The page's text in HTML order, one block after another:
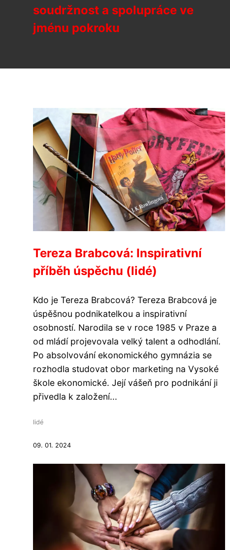
soudržnost a spolupráce ve
jménu pokroku
Tereza Brabcová: Inspirativní
příběh úspěchu (lidé)
Kdo je Tereza Brabcová? Tereza Brabcová je
úspěšnou podnikatelkou a inspirativní
osobností. Narodila se v roce 1985 v Praze a
od mládí projevovala velký talent a odhodlání.
Po absolvování ekonomického gymnázia se
rozhodla studovat obor marketing na Vysoké
škole ekonomické. Její vášeň pro podnikání ji
přivedla k založení...
lidé
09. 01. 2024